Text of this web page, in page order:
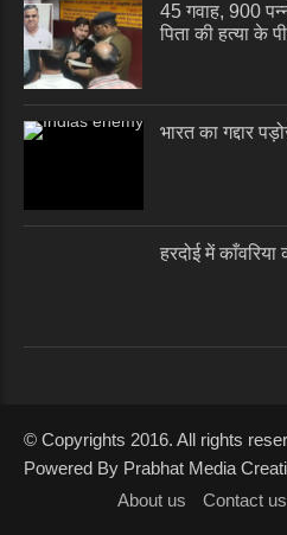
45 गवाह, 900
पिता की हत्या के
भारत का गद्दार
हरदोई में काँवरिया
© Copyrights 2016. All rights
Powered By Prabhat Media
About us
Contact us